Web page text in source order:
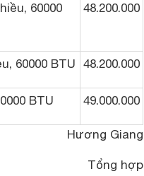
60000
48.200.000
60000 BTU 48.200.000
BTU 49.000.000
Hương Giang
Tổng hợp